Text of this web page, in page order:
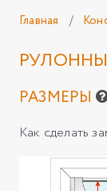
Главная /
РАЗМЕРЫ
Как сделать